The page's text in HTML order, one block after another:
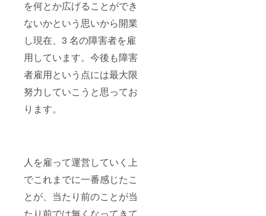
を何とか広げることができ
ないかという思いから開業
し現在、3 名の障害者を雇
用しています。今後も障害
者雇用という点には最大限
努力していこうと思ってお
ります。
人を雇って運営していく上
でこれまでに一番感じたこ
とが、当たり前のことが当